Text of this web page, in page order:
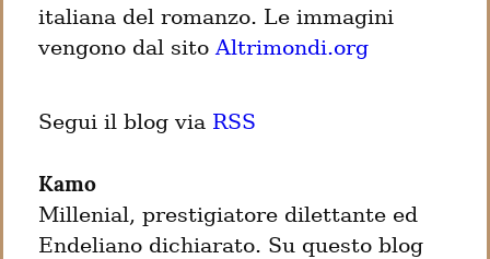
italiana del romanzo. Le immagini
vengono dal sito Altrimondi.org
Segui il blog via RSS
Kamo
Millenial, prestigiatore dilettante ed
Endeliano dichiarato. Su questo blog